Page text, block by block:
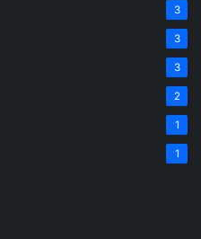
3
3
3
2
1
1